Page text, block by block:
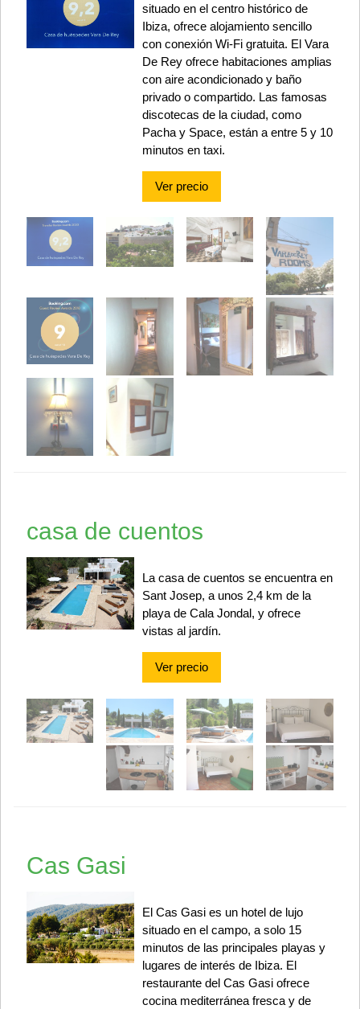
situado en el centro histórico de
Ibiza, ofrece alojamiento sencillo
con conexión Wi-Fi gratuita. El Vara
De Rey ofrece habitaciones amplias
con aire acondicionado y baño
privado o compartido. Las famosas
discotecas de la ciudad, como
Pacha y Space, están a entre 5 y 10
minutos en taxi.
Ver precio
casa de cuentos
La casa de cuentos se encuentra en
Sant Josep, a unos 2,4 km de la
playa de Cala Jondal, y ofrece
vistas al jardín.
Ver precio
Cas Gasi
El Cas Gasi es un hotel de lujo
situado en el campo, a solo 15
minutos de las principales playas y
lugares de interés de Ibiza. El
restaurante del Cas Gasi ofrece
cocina mediterránea fresca y de